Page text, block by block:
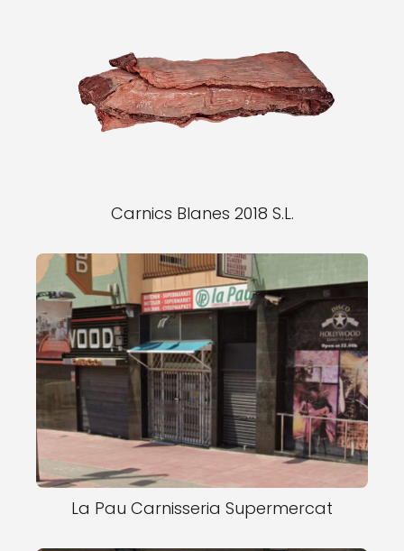
Carnics Blanes 2018 S.L.
La Pau Carnisseria Supermercat